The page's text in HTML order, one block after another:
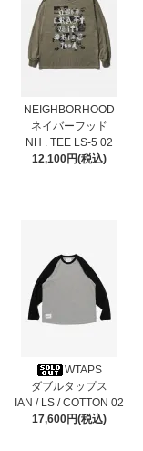
NEIGHBORHOOD
ネイバーフッド
NH . TEE LS-5 02
12,100円(税込)
WTAPS
ダブルタップス
IAN / LS / COTTON 02
17,600円(税込)